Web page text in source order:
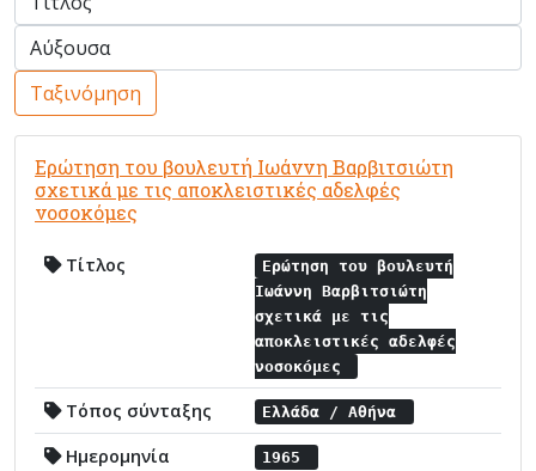
Ταξινόμηση
Ερώτηση του βουλευτή Ιωάννη Βαρβιτσιώτη
σχετικά με τις αποκλειστικές αδελφές
νοσοκόμες
Τίτλος
Ερώτηση του βουλευτή
Ιωάννη Βαρβιτσιώτη
σχετικά με τις
αποκλειστικές αδελφές
νοσοκόμες
Τόπος σύνταξης Ελλάδα / Αθήνα
Ημερομηνία
1965